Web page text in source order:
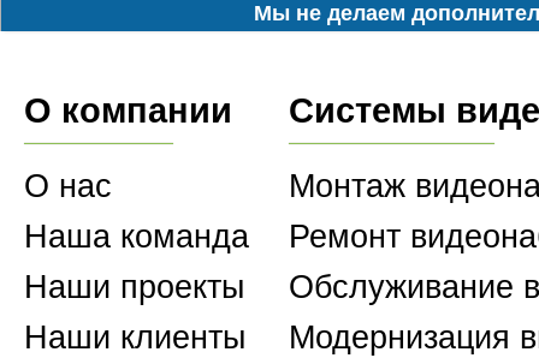
Мы не делаем
О компании
О нас
Наша команда
Наши проекты
Наши клиенты
Системы
Монтаж
Ремонт
Обслуживание
Модернизация